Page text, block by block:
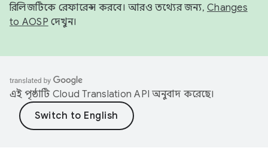
রিলিজটিকে রেফারেন্স করবে। আরও তথ্যের জন্য, Changes
to AOSP দেখুন।
এই পৃষ্ঠাটি Cloud Translation API অনুবাদ করেছে।